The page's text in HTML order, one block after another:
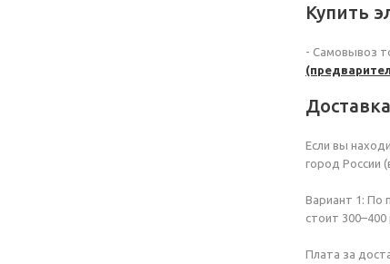
Купить
- Самовывоз
Если вы
город России
Вариант 1: По
стоит
Плата за